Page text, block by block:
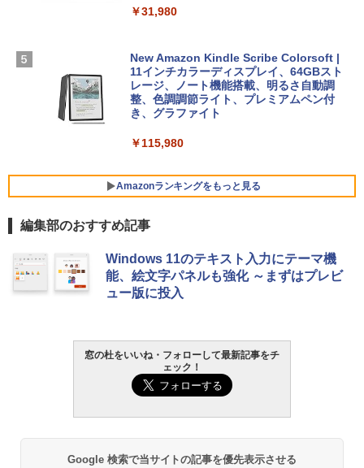
￥129,800
FMV ノートパソコン WE1-K3 (MS 365 P
ersonal/Copilotキー搭載/Win 11/15.6型/
Core i5/16GB/SSD 512GB/ホワイト) FM
VWK3E15W_AZ
ト): Java & Bedrock Edition | オンライ
￥3,600
ェクトリストと最新エミュレータ紹介
￥31,980
New Amazon Kindle Scribe Colorsoft |
11インチカラーディスプレイ、64GBスト
レージ、ノート機能搭載、明るさ自動調
整、色調調節ライト、プレミアムペン付
き、グラファイト
￥115,980
Amazonランキングをもっと見る
編集部のおすすめ記事
Windows 11のテキスト入力にテーマ機
能、絵文字パネルも強化 ～まずはプレビ
ュー版に投入
窓の杜をいいね・フォローして最新記事をチ
ェック！
Google 検索で当サイトの記事を優先表示させる